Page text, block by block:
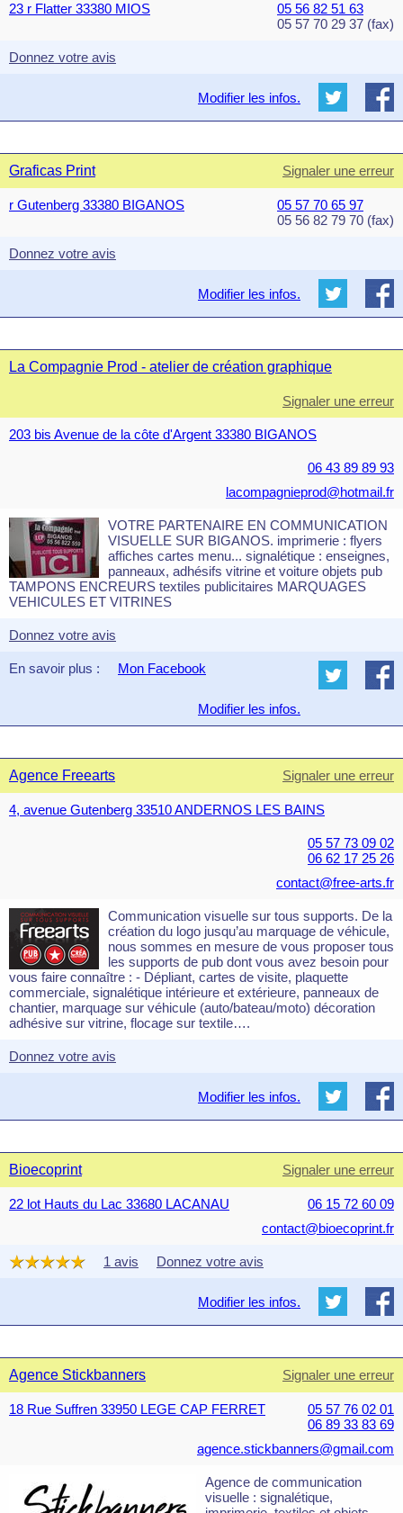
23 r Flatter 33380 MIOS
05 56 82 51 63
05 57 70 29 37 (fax)
Donnez votre avis
Modifier les infos.
Graficas Print Signaler une erreur
r Gutenberg 33380 BIGANOS
05 57 70 65 97
05 56 82 79 70 (fax)
Donnez votre avis
Modifier les infos.
La Compagnie Prod - atelier de création graphique
Signaler une erreur
203 bis Avenue de la côte d'Argent 33380 BIGANOS
06 43 89 89 93
lacompagnieprod@hotmail.fr
VOTRE PARTENAIRE EN COMMUNICATION
VISUELLE SUR BIGANOS. imprimerie : flyers
affiches cartes menu... signalétique : enseignes,
panneaux, adhésifs vitrine et voiture objets pub
TAMPONS ENCREURS textiles publicitaires MARQUAGES
VEHICULES ET VITRINES
Donnez votre avis
En savoir plus : Mon Facebook
Modifier les infos.
Agence Freearts Signaler une erreur
4, avenue Gutenberg 33510 ANDERNOS LES BAINS
05 57 73 09 02
06 62 17 25 26
contact@free-arts.fr
Communication visuelle sur tous supports. De la
création du logo jusqu’au marquage de véhicule,
nous sommes en mesure de vous proposer tous
les supports de pub dont vous avez besoin pour
vous faire connaître : - Dépliant, cartes de visite, plaquette
commerciale, signalétique intérieure et extérieure, panneaux de
chantier, marquage sur véhicule (auto/bateau/moto) décoration
adhésive sur vitrine, flocage sur textile….
Donnez votre avis
Modifier les infos.
Bioecoprint Signaler une erreur
22 lot Hauts du Lac 33680 LACANAU
06 15 72 60 09
contact@bioecoprint.fr
1 avis Donnez votre avis
Modifier les infos.
Agence Stickbanners Signaler une erreur
18 Rue Suffren 33950 LEGE CAP FERRET
05 57 76 02 01
06 89 33 83 69
agence.stickbanners@gmail.com
Agence de communication
visuelle : signalétique,